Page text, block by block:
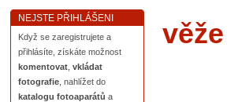
NEJSTE PŘIHLÁŠENI
Když se zaregistrujete a
přihlásíte, získáte možnost
komentovat vkládat
fotografie , nahlížet do
katalogu fotoaparátů a
věže